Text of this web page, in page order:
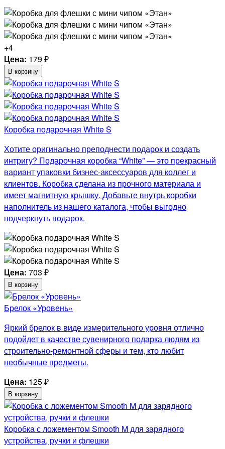
+4
Цена: 179₽
В корзину
Коробка подарочная White S
Хотите оригинально преподнести подарок и создать
интригу? Подарочная коробка “White” — это прекрасный
вариант упаковки бизнес-аксессуаров для коллег и
клиентов. Коробка сделана из прочного материала и
имеет магнитную крышку. Добавьте внутрь коробки
наполнитель из нашего каталога, чтобы выгодно
подчеркнуть подарок.
Цена: 703 ₽
В корзину
Брелок «Уровень»
Яркий брелок в виде измерительного уровня отлично
подойдет в качестве сувенирного подарка людям из
строительно-ремонтной сферы и тем, кто любит
необычные предметы.
Цена: 125₽
В корзину
Коробка с ложементом Smooth M для зарядного
устройства, ручки и флешки